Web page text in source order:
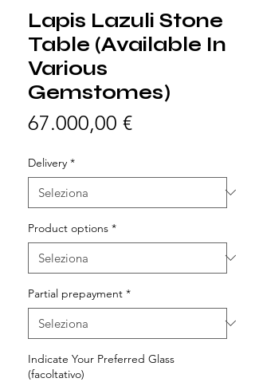
Lapis Lazuli Stone
Table (Available In
Various
Gemstomes)
67.000,00 €Prezzo
Delivery *
Product options *
Partial prepayment *
Indicate Your Preferred Glass
(facoltativo)